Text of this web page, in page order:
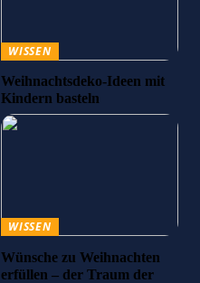
WISSEN
Weihnachtsdeko-Ideen mit
Kindern basteln
WISSEN
Wünsche zu Weihnachten
erfüllen – der Traum der